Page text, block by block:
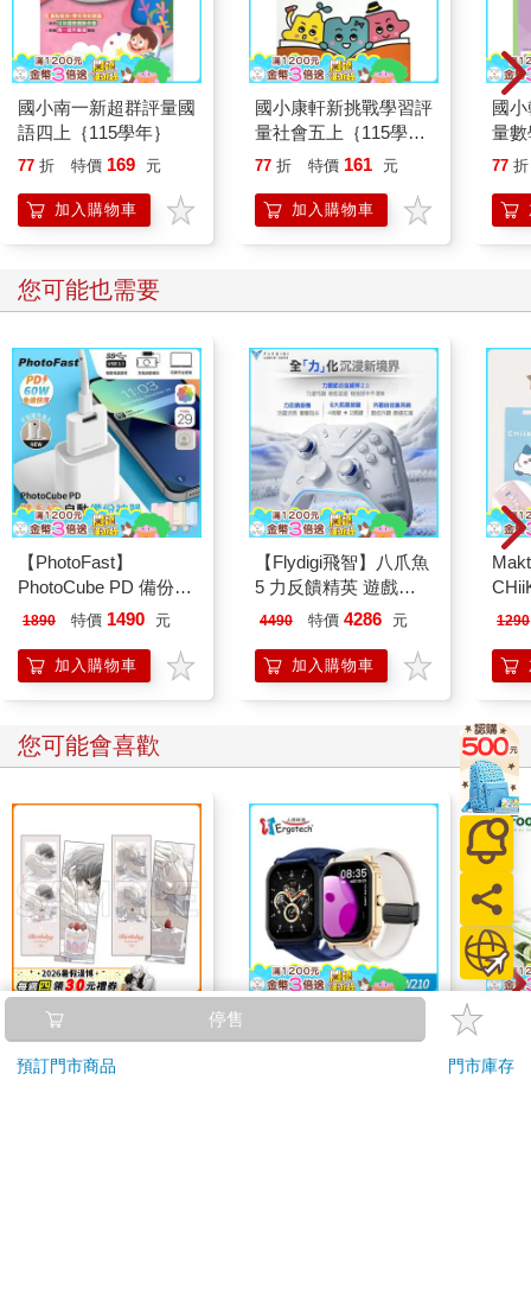
國小南一新超群評量國
語四上｛115學年｝
77 折 特價 169 元
加入購物車
國小康軒新挑戰學習評
量社會五上｛115學
年｝
77 折 特價 161 元
加入購物車
國
量數
年｝
77 折
您可能也需要
【PhotoFast】
PhotoCube PD 備份方
塊 備份神器｜充電自
1890 特價 1490 元
加入購物車
【Flydigi飛智】八爪魚
5 力反饋精英 遊戲手
把 (國際版)
4490 特價 4286 元
加入購物車
即
1290
您可能會喜歡
16647 Birthday Cake
拍貼風小卡組
特價 120 元
SW210 2.01吋5ATM游
特價
停售
預訂門市商品 門市庫存